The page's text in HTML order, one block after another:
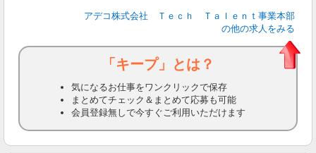
アデコ株式会社 Ｔｅｃｈ Ｔａｌｅｎｔ事業本部
の他の求人をみる
「キープ」とは？
気になるお仕事をワンクリックで保存
まとめてチェック＆まとめて応募も可能
会員登録無しで今すぐご利用いただけます